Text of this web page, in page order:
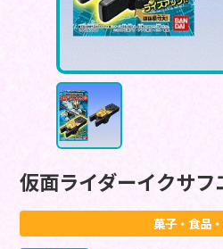
仮面ライダーイクサフ
菓子・食品